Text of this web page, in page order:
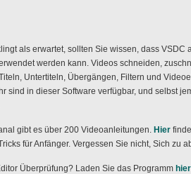
als erwartet, sollten Sie wissen, dass VSDC
werden kann. Videos schneiden,
Untertiteln, Übergängen, Filtern und
sind in dieser Software verfügbar, und selbst
gibt es über 200 Videoanleitungen. Hier
für Anfänger. Vergessen Sie nicht, Sich zu
Überprüfung? Laden Sie das Programm hier